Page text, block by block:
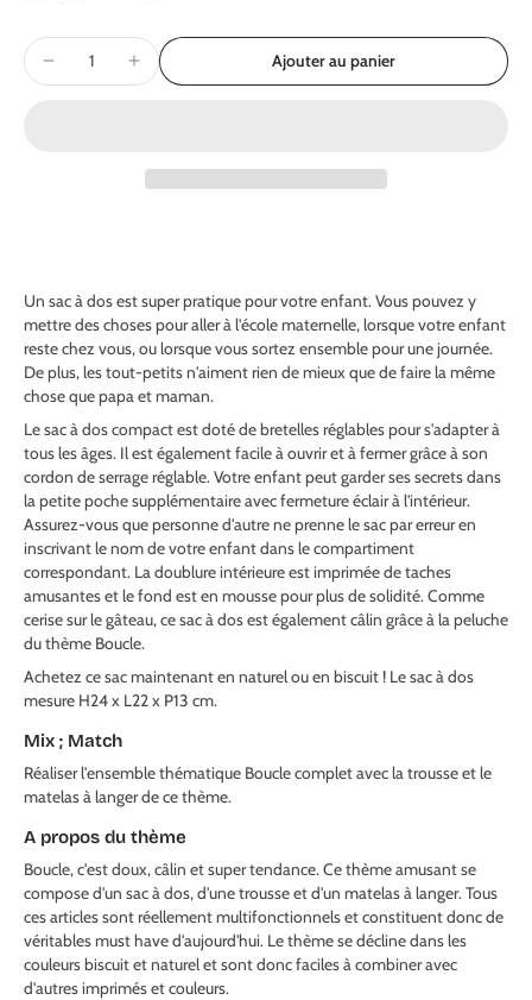
Ajouter au panier
Un sac à dos est super pratique pour votre enfant. Vous pouvez y
mettre des choses pour aller à l'école maternelle, lorsque votre enfant
reste chez vous, ou lorsque vous sortez ensemble pour une journée.
De plus, les tout-petits n'aiment rien de mieux que de faire la même
chose que papa et maman.
Le sac à dos compact est doté de bretelles réglables pour s'adapter à
tous les âges. Il est également facile à ouvrir et à fermer grâce à son
cordon de serrage réglable. Votre enfant peut garder ses secrets dans
la petite poche supplémentaire avec fermeture éclair à l'intérieur.
Assurez-vous que personne d'autre ne prenne le sac par erreur en
inscrivant le nom de votre enfant dans le compartiment
correspondant. La doublure intérieure est imprimée de taches
amusantes et le fond est en mousse pour plus de solidité. Comme
cerise sur le gâteau, ce sac à dos est également câlin grâce à la peluche
du thème Boucle.
Achetez ce sac maintenant en naturel ou en biscuit ! Le sac à dos
mesure H24 x L22 x P13 cm.
Mix ; Match
Réaliser l'ensemble thématique Boucle complet avec la trousse et le
matelas à langer de ce thème.
A propos du thème
Boucle, c'est doux, câlin et super tendance. Ce thème amusant se
compose d'un sac à dos, d'une trousse et d'un matelas à langer. Tous
ces articles sont réellement multifonctionnels et constituent donc de
véritables must have d'aujourd'hui. Le thème se décline dans les
couleurs biscuit et naturel et sont donc faciles à combiner avec
d'autres imprimés et couleurs.